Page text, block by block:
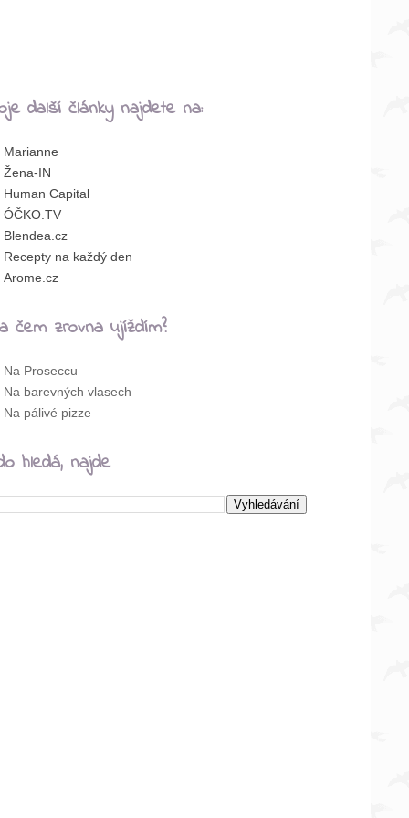
další články najdete na:
Marianne
Žena-IN
Human Capital
ÓČKO.TV
Blendea.cz
Recepty na každý den
Arome.cz
čem zrovna ujíždím?
Na Proseccu
Na barevných vlasech
Na pálivé pizze
hledá, najde